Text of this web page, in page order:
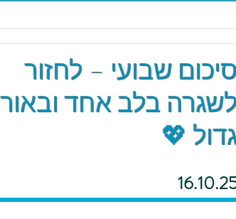
סיכום שבועי – לחזור
בלב אחד ובאור
💖